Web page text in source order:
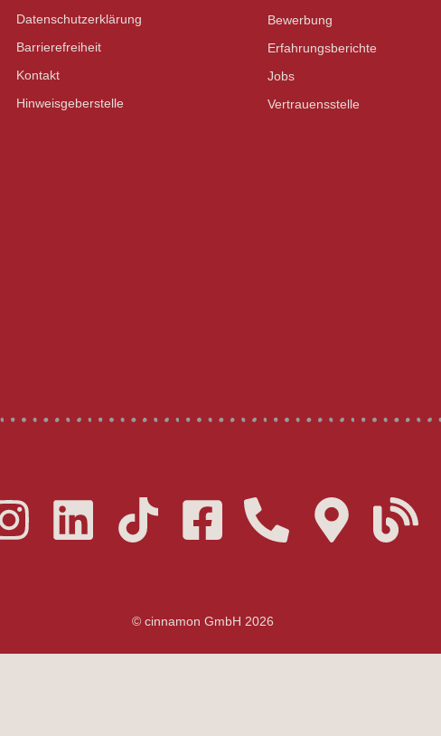
Datenschutzerklärung
Barrierefreiheit
Kontakt
Hinweisgeberstelle
Bewerbung
Erfahrungsberichte
Jobs
Vertrauensstelle
© cinnamon GmbH 2026